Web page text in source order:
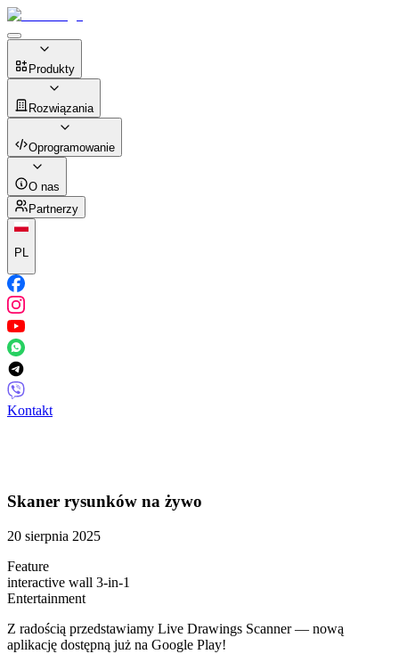
Produkty
Rozwiązania
Oprogramowanie
O nas
Partnerzy
PL
Kontakt
Skaner rysunków na żywo
20 sierpnia 2025
Feature
interactive wall 3-in-1
Entertainment
Z radością przedstawiamy Live Drawings Scanner — nową
aplikację dostępną już na Google Play!